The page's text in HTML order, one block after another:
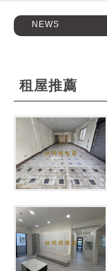
NEWS
租屋推薦